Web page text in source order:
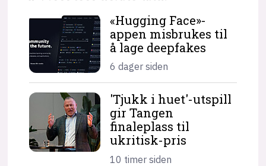
«Hugging Face»-
appen misbrukes til
å lage deepfakes
6 dager siden
'Tjukk i huet'-utspill
gir Tangen
finaleplass til
ukritisk-pris
10 timer siden